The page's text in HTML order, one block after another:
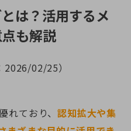
は？活用するメ
も解説
02/25）
れており、認知拡大や集